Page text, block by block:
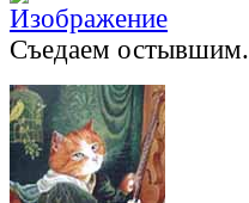
Съедаем остывшим.